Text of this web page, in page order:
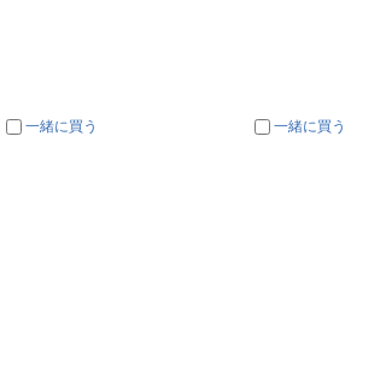
一緒に買う 一緒に買う